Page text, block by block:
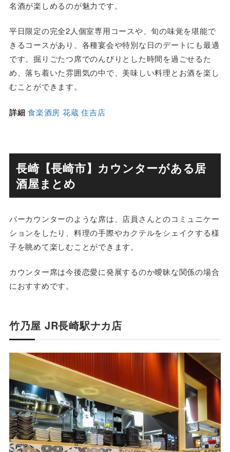
名酒が楽しめるのが魅力です。
平日限定の完全2人個室専用コースや、旬の味覚を堪能で
きるコースがあり、各種宴会や特別な日のデートにも最適
です。掘りごたつ席でのんびりとした時間を過ごせるた
め、落ち着いた雰囲気の中で、美味しい料理とお酒を楽し
むことができます。
詳細 食楽酒房 花蔵 住吉店
長崎【長崎市】カウンターがある居
酒屋まとめ
バーカウンターのような席は、店員さんとのコミュニケー
ションをしたり、料理の手際やカクテルをシェイクする様
子を眺めて楽しむことができます。
カウンター席は今後恋愛に発展するのか曖昧な関係の場合
におすすめです。
竹乃屋 JR長崎駅ナカ店